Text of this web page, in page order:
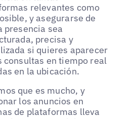
relevantes como
y asegurarse de
presencia sea
precisa y
si quieres aparecer
consultas en tiempo real
en la ubicación.
que es mucho, y
los anuncios en
de plataformas lleva